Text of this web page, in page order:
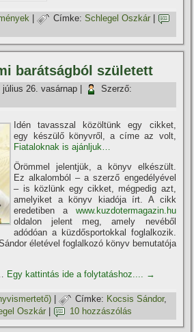
| Címke: Schlegel Oszkár
barátságból született
július 26. vasárnap
Szerző:
Idén tavasszal közöltünk egy cikket,
egy készülő könyvről, a cí­me az volt,
Fiataloknak is ajánljuk…
Örömmel jelentjük, a könyv elkészült.
Ez alkalomból – a szerző engedélyével
– is közlünk egy cikket, mégpedig azt,
amelyiket a könyv kiadója í­rt. A cikk
eredetiben a www.kuzdotermagazin.hu
oldalon jelent meg, amely nevéből
adódóan a küzdősportokkal foglalkozik.
életével foglalkozó könyv bemutatója
Egy kattintás ide a folytatáshoz.... →
| Címke: Kocsis Sándor,
Oszkár 10 hozzászólás